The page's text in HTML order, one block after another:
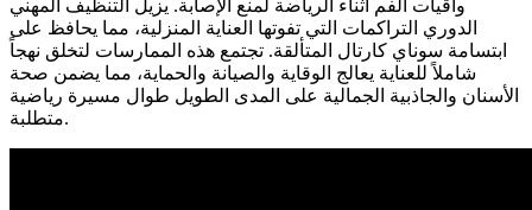
واقيات الفم أثناء الرياضة لمنع الإصابة. يزيل التنظيف المهني
الدوري التراكمات التي تفوتها العناية المنزلية، مما يحافظ على
ابتسامة سوناي كارتال المتألقة. تجتمع هذه الممارسات لتخلق نهجاً
شاملاً للعناية يعالج الوقاية والصيانة والحماية، مما يضمن صحة
الأسنان والجاذبية الجمالية على المدى الطويل طوال مسيرة رياضية
متطلبة.